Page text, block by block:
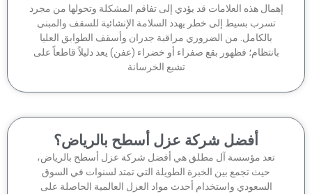
هذه العلامات قد يؤدي إلى تفاقم المشكلة وتحولها من مجرد
تسرب بسيط إلى خطر يهدد السلامة الإنشائية للسقف والمبنى
بالكامل. من الضروري مراقبة جدران وأسقف الطوابق العليا
فظهور بقع صفراء أو خضراء (عفن) يعد دليلاً قاطعاً على
تشبع الخرسانة
أفضل شركة عزل أسطح بالرياض؟
تعد مؤسسة آل مطلق هي أفضل شركة عزل أسطح بالرياض،
حيث تجمع بين الخبرة الطويلة التي تمتد لسنوات في السوق
السعودي واستخدام أحدث مواد العزل العالمية الحاصلة على